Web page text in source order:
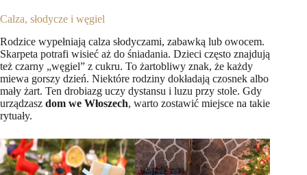
Calza, słodycze i węgiel
Rodzice wypełniają calza słodyczami, zabawką lub owocem.
Skarpeta potrafi wisieć aż do śniadania. Dzieci często znajdują
też czarny „węgiel” z cukru. To żartobliwy znak, że każdy
miewa gorszy dzień. Niektóre rodziny dokładają czosnek albo
mały żart. Ten drobiazg uczy dystansu i luzu przy stole. Gdy
urządzasz dom we Włoszech, warto zostawić miejsce na takie
rytuały.